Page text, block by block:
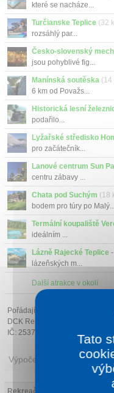
které se nacháze...
Turčianske Teplice (32
rozsáhlý par...
Česko-slovenský
jsou pohyblivé fig...
Manínská soutěska (14
6 km od Považs...
Historická lesní
podařilo...
Lyžařské středisko
pro začátečník...
Lanové centrum Sun
centru zábavy ...
Chata pod Suchým (18
bodem pro túry po
Termální koupaliště
ideálním ...
Lázně Rajecké Teplice
lázeňských m...
Další atrakce v okolí
Pořádající cestovní kancelář:
DCK Rekrea Ostrava s.r.o.
IČ: 25379178
Výpočet ceny
Tato